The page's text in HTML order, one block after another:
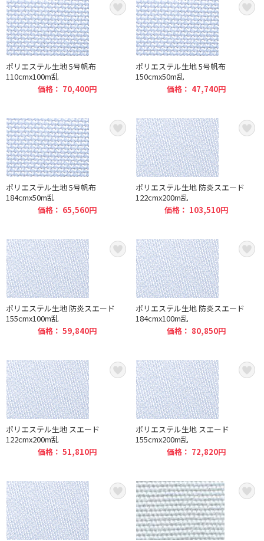
ポリエステル生地 5号帆布
110cmx100m乱
価格： 70,400円
ポリエステル生地 5号帆布
150cmx50m乱
価格： 47,740円
ポリエステル生地 5号帆布
184cmx50m乱
価格： 65,560円
ポリエステル生地 防炎スエード
122cmx200m乱
価格： 103,510円
ポリエステル生地 防炎スエード
155cmx100m乱
価格： 59,840円
ポリエステル生地 防炎スエード
184cmx100m乱
価格： 80,850円
ポリエステル生地 スエード
122cmx200m乱
価格： 51,810円
ポリエステル生地 スエード
155cmx200m乱
価格： 72,820円